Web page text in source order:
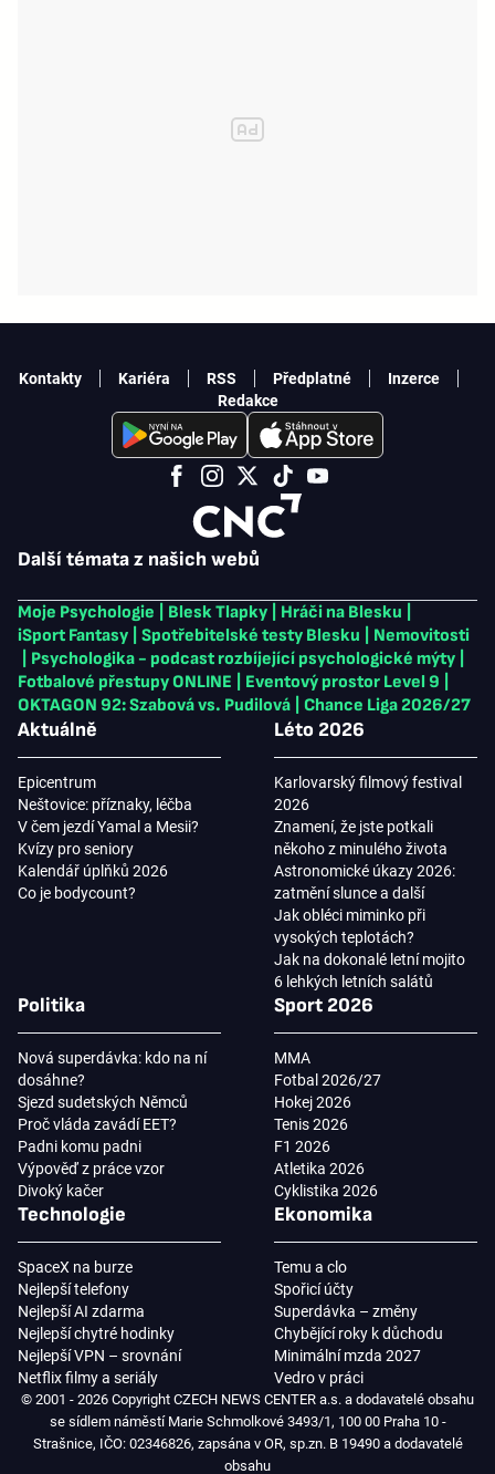
Další témata z našich webů
Moje Psychologie Blesk Tlapky Hráči na Blesku
iSport Fantasy
Spotřebitelské testy Blesku
Nemovitosti
Psychologika - podcast rozbíjející psychologické mýty
Fotbalové přestupy ONLINE
Eventový prostor Level 9
OKTAGON 92: Szabová vs. Pudilová
Chance Liga 2026/27
Aktuálně
Epicentrum
Neštovice: příznaky, léčba
V čem jezdí Yamal a Mesii?
Kvízy pro seniory
Kalendář úplňků 2026
Co je bodycount?
Léto 2026
Karlovarský filmový festival
2026
Znamení, že jste potkali
někoho z minulého života
Astronomické úkazy 2026:
zatmění slunce a další
Jak obléci miminko při
vysokých teplotách?
Jak na dokonalé letní mojito
6 lehkých letních salátů
Politika
Nová superdávka: kdo na ní
dosáhne?
Sjezd sudetských Němců
Proč vláda zavádí EET?
Padni komu padni
Výpověď z práce vzor
Divoký kačer
Sport 2026
MMA
Fotbal 2026/27
Hokej 2026
Tenis 2026
F1 2026
Atletika 2026
Cyklistika 2026
Technologie
SpaceX na burze
Nejlepší telefony
Nejlepší AI zdarma
Nejlepší chytré hodinky
Nejlepší VPN – srovnání
Netflix filmy a seriály
Ekonomika
Temu a clo
Spořicí účty
Superdávka – změny
Chybějící roky k důchodu
Minimální mzda 2027
Vedro v práci
Kontakty Kariéra RSS Předplatné
Inzerce
Redakce
© 2001 - 2026 Copyright CZECH NEWS CENTER a.s. a dodavatelé obsahu
se sídlem náměstí Marie Schmolkové 3493/1, 100 00 Praha 10 -
Strašnice, IČO: 02346826, zapsána v OR, sp.zn. B 19490 a dodavatelé
obsahu